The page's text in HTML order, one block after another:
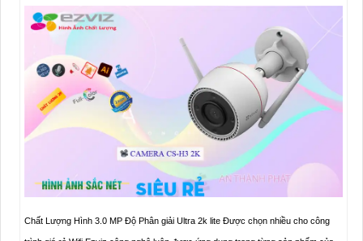
Chất Lượng Hình 3.0 MP Độ Phân giải Ultra 2k lite Được chọn nhiều cho công